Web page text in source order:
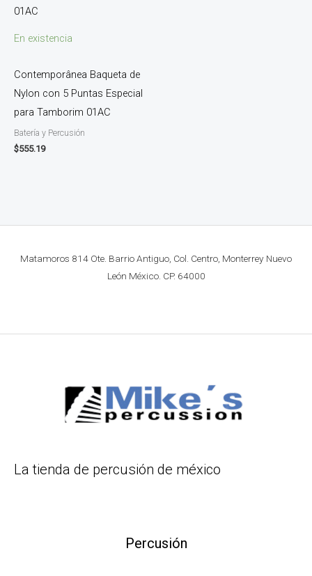
En existencia
Contemporânea Baqueta de
Nylon con 5 Puntas Especial
para Tamborim 01AC
Batería y Percusión
$555.19
Matamoros 814 Ote. Barrio Antiguo, Col. Centro, Monterrey Nuevo
León México. CP. 64000
La tienda de percusión de méxico
Percusión